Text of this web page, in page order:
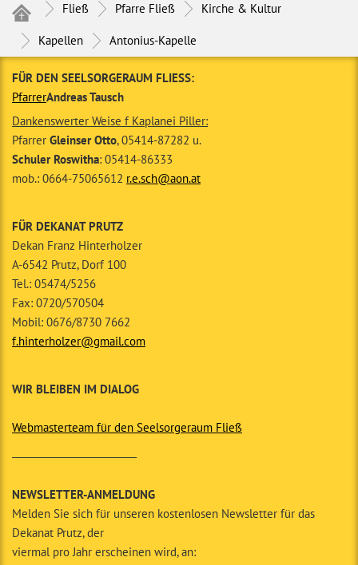
Fließ Pfarre Fließ Kirche & Kultur
Kapellen Antonius-Kapelle
FÜR DEN SEELSORGERAUM FLIESS:
PfarrerAndreas Tausch
Dankenswerter Weise f Kaplanei Piller:
Pfarrer Gleinser Otto, 05414-87282 u.
Schuler Roswitha: 05414-86333
mob.: 0664-75065612 r.e.sch@aon.at
FÜR DEKANAT PRUTZ
Dekan Franz Hinterholzer
A-6542 Prutz, Dorf 100
Tel.: 05474/5256
Fax: 0720/570504
Mobil: 0676/8730 7662
f.hinterholzer@gmail.com
WIR BLEIBEN IM DIALOG
Webmasterteam für den Seelsorgeraum Fließ
NEWSLETTER-ANMELDUNG
Melden Sie sich für unseren kostenlosen Newsletter für das
Dekanat Prutz, der
viermal pro Jahr erscheinen wird, an: